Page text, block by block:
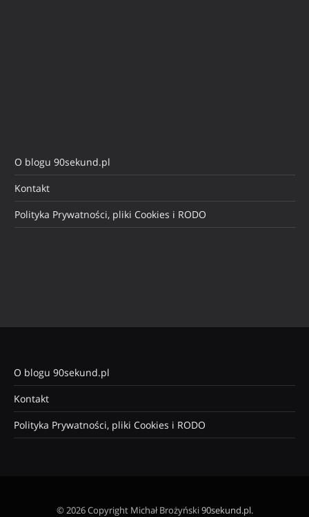
O blogu 90sekund.pl
Kontakt
Polityka Prywatności, pliki Cookies i RODO
O blogu 90sekund.pl
Kontakt
Polityka Prywatności, pliki Cookies i RODO
© 2026 Copyright Michał Brożyński90sekund.pl.